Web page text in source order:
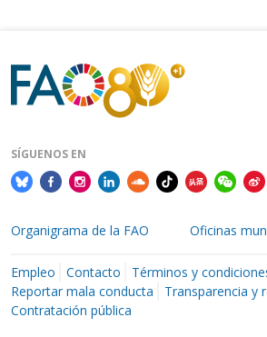
SÍGUENOS EN
Organigrama de la FAO Oficinas
Empleo Contacto Términos y
Reportar mala conducta
Transparencia y
Contratación pública